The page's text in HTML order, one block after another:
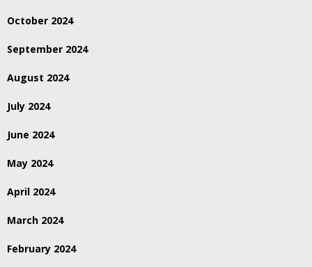
October 2024
September 2024
August 2024
July 2024
June 2024
May 2024
April 2024
March 2024
February 2024